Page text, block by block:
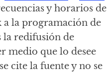
y horarios de
a la programación de
la redifusión de
medio que lo desee
cite la fuente y no se